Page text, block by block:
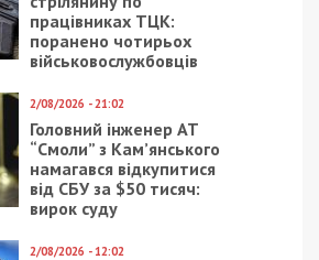
директором» Віталієм
натендерила 422 млн грн,
Інституту хірургії та
ім. О.О.Шалімова.
WhatsApp
ViberEmail
| Метки: